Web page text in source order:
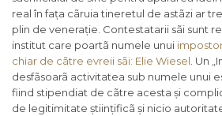
real în fața cãruia tineretul de astãzi ar
plin de venerație. Contestatarii sãi sunt
institut care poartã numele unui
chiar de cãtre evreii sãi: Elie Wiesel . Un
desfãsoarã activitatea sub numele unui
fiind stipendiat de cãtre acesta și
de legitimitate științificã și nicio